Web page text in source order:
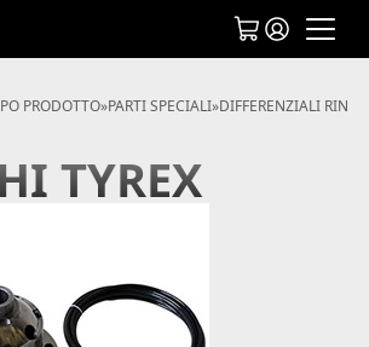
PRODOTTO»PARTI SPECIALI»DIFFERENZIALI
TYREX